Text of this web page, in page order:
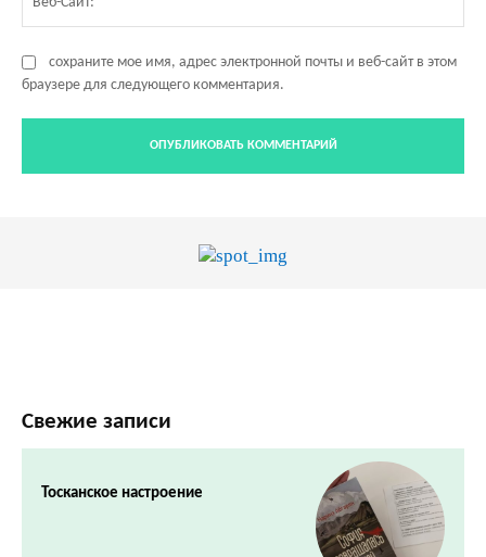
сохраните мое имя, адрес электронной почты и веб-сайт в этом
браузере для следующего комментария.
Свежие записи
Тосканское настроение